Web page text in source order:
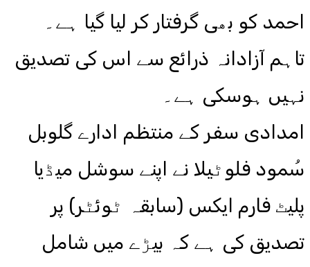
احمد کو بھی گرفتار کر لیا گیا ہے۔
تاہم آزادانہ ذرائع سے اس کی تصدیق
نہیں ہوسکی ہے۔
امدادی سفر کے منتظم ادارے گلوبل
سُمود فلوٹیلا نے اپنے سوشل میڈیا
پلیٹ فارم ایکس (سابقہ ٹوئٹر) پر
تصدیق کی ہے کہ بیڑے میں شامل